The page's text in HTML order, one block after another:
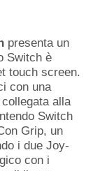
presenta un
Switch è
touch screen.
con una
alla
Switch
Grip, un
i due Joy-
con i